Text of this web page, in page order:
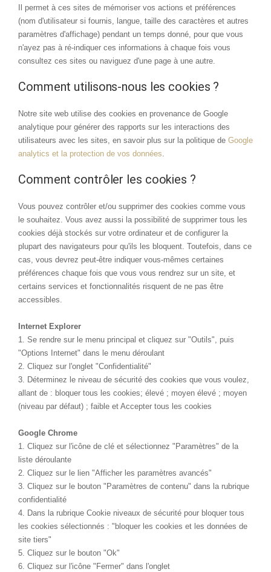
Il permet à ces sites de mémoriser vos actions et préférences
(nom d'utilisateur si fournis, langue, taille des caractères et autres
paramètres d'affichage) pendant un temps donné, pour que vous
n'ayez pas à ré-indiquer ces informations à chaque fois vous
consultez ces sites ou naviguez d'une page à une autre.
Comment utilisons-nous les cookies ?
Notre site web utilise des cookies en provenance de Google
analytique pour générer des rapports sur les interactions des
utilisateurs avec les sites, en savoir plus sur la politique de Google
analytics et la protection de vos données.
Comment contrôler les cookies ?
Vous pouvez contrôler et/ou supprimer des cookies comme vous
le souhaitez. Vous avez aussi la possibilité de supprimer tous les
cookies déjà stockés sur votre ordinateur et de configurer la
plupart des navigateurs pour qu'ils les bloquent. Toutefois, dans ce
cas, vous devrez peut-être indiquer vous-mêmes certaines
préférences chaque fois que vous vous rendrez sur un site, et
certains services et fonctionnalités risquent de ne pas être
accessibles.
Internet Explorer
1. Se rendre sur le menu principal et cliquez sur "Outils", puis
"Options Internet" dans le menu déroulant
2. Cliquez sur l'onglet "Confidentialité"
3. Déterminez le niveau de sécurité des cookies que vous voulez,
allant de : bloquer tous les cookies; élevé ; moyen élevé ; moyen
(niveau par défaut) ; faible et Accepter tous les cookies
Google Chrome
1. Cliquez sur l'icône de clé et sélectionnez "Paramètres" de la
liste déroulante
2. Cliquez sur le lien "Afficher les paramètres avancés"
3. Cliquez sur le bouton "Paramètres de contenu" dans la rubrique
confidentialité
4. Dans la rubrique Cookie niveaux de sécurité pour bloquer tous
les cookies sélectionnés : "bloquer les cookies et les données de
site tiers"
5. Cliquez sur le bouton "Ok"
6. Cliquez sur l'icône "Fermer" dans l'onglet